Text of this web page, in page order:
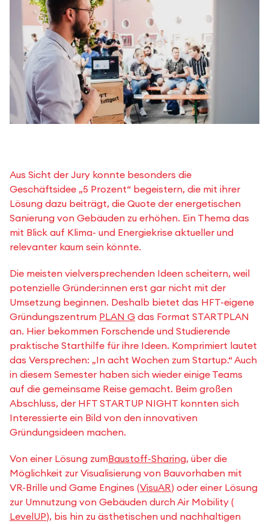
Aus Sicht der Jury konnte besonders die
Geschäftsidee „5 Prozent“ begeistern, die mit ihrer
Lösung dazu beiträgt, die Quote der energetischen
Sanierung von Gebäuden zu erhöhen. Ein Thema das
mit Blick auf Klima- und Energiekrise aktueller und
relevanter kaum sein könnte.
Die meisten vielversprechenden Ideen scheitern, weil
potenzielle Gründer:innen erst gar nicht mit der
Umsetzung beginnen. Deshalb bietet das HFT-eigene
Gründungszentrum PLAN G das Format STARTPLAN
an. Hier bekommen Forschende und Studierende
praktische Starthilfe für ihre Ideen. Komprimiert lautet
das Versprechen: „In acht Wochen zum Startup.“ Auch
in diesem Semester haben sich wieder einige Teams
auf die gemeinsame Reise gemacht. Beim großen
Abschluss, der HFT STARTUP NIGHT konnten sich
Interessierte ein Bild von den innovativen
Gründungsideen machen.
Von einer Lösung zumBaustoff-Sharing, über die
Möglichkeit zur Visualisierung von Bauvorhaben mit
VR-Brille und Game Engines (VisuAR) oder einer Lösung
zur Umnutzung von Gebäuden durch Air Mobility (
LevelUP), bis hin zu ästhetischen und nachhaltigen